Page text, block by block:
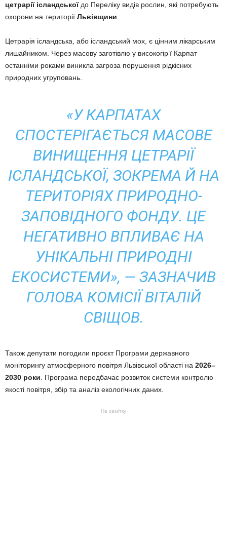
цетрарії ісландськоїдо Переліку видів рослин, які потребують
охорони на території Львівщини.
Цетрарія ісландська, або ісландський мох, є цінним лікарським
лишайником. Через масову заготівлю у високогір’ї Карпат
останніми роками виникла загроза порушення рідкісних
природних угруповань.
«У КАРПАТАХ
СПОСТЕРІГАЄТЬСЯ МАСОВЕ
ВИНИЩЕННЯ ЦЕТРАРІЇ
ІСЛАНДСЬКОЇ, ЗОКРЕМА Й НА
ТЕРИТОРІЯХ ПРИРОДНО-
ЗАПОВІДНОГО ФОНДУ. ЦЕ
НЕГАТИВНО ВПЛИВАЄ НА
УНІКАЛЬНІ ПРИРОДНІ
ЕКОСИСТЕМИ», — ЗАЗНАЧИВ
ГОЛОВА КОМІСІЇ ВІТАЛІЙ
СВІЩОВ.
Також депутати погодили проєкт Програми державного
моніторингу атмосферного повітря Львівської області на 2026–
2030 роки. Програма передбачає розвиток системи контролю
якості повітря, збір та аналіз екологічних даних.
На замітку